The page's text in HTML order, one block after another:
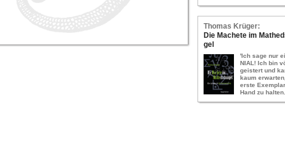
Tho­mas Krü­ger:
Die Ma­che­te im
gel
'Ich sage nur
NI­AL! Ich bin
geis­tert und
kaum
erste
Hand zu